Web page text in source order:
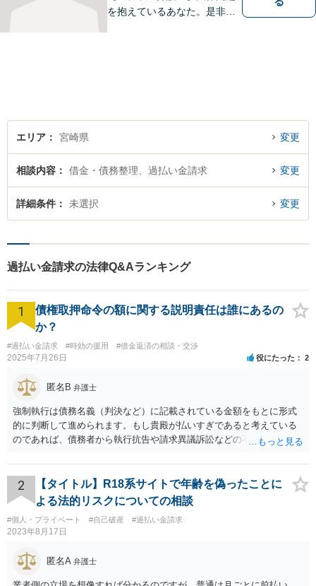
を抱えているあなた。是非一
エリア 宮崎県 変更
相談内容 借金・債務整理、過払い金請求 変更
詳細条件 未選択 変更
過払い金請求の法律Q&Aランキング
1
債権取押命令の額に関する説明責任は誰にあるの
か？
#過払い金請求 #時効の援用 #借金返済の相談・交渉
2025年7月26日 役にたった 2
匿名B 弁護士
強制執行は債務名義（判決など）に記載されている金額をもとに形式
的に判断して進められます。もし貴殿が払いすぎであると考えている
のであれば、債務者から執行抗告や請求異議訴訟などの不服申立手段
側が動く必要があります。
2
【タイトル】R18系サイトで年齢を偽ったことに
よる法的リスクについての相談
#個人・プライベート #自己破産 #過払い金請求
2023年8月17日
匿名A 弁護士